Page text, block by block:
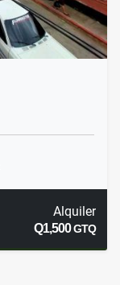
Alquiler
Q1,500GTQ